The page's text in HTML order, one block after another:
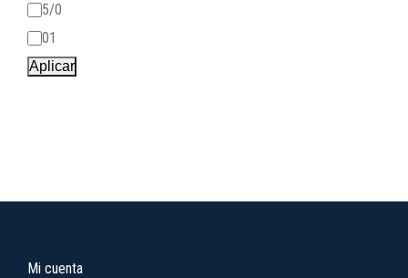
5/0
01
Aplicar
Mi cuenta